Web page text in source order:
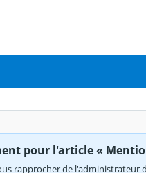
pour l'article «
rapprocher de l'administrateur